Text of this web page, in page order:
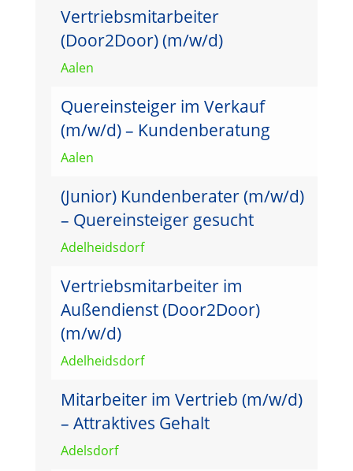
Vertriebsmitarbeiter
(Door2Door) (m/w/d)
Aalen
Quereinsteiger im Verkauf
(m/w/d) – Kundenberatung
Aalen
(Junior) Kundenberater (m/w/d)
– Quereinsteiger gesucht
Adelheidsdorf
Vertriebsmitarbeiter im
Außendienst (Door2Door)
(m/w/d)
Adelheidsdorf
Mitarbeiter im Vertrieb (m/w/d)
– Attraktives Gehalt
Adelsdorf